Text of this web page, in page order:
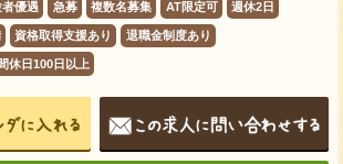
者優遇 急募 複数名募集 AT限定可 週休2日
資格取得支援あり 退職金制度あり
休日100日以上